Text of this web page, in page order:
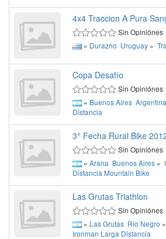
4x4 Traccion A Pura
Sin Opiniónes
» Durazno Uruguay »
Copa Desafío
Sin Opiniónes
» Buenos Aires Argentina
Distancia
3° Fecha Rural Bike
Sin Opiniónes
» Arana Buenos Aires »
Distancia Mountain Bike
Las Grutas Triathlon
Sin Opiniónes
» Las Grutas Río Negro »
Ironman Larga Distancia